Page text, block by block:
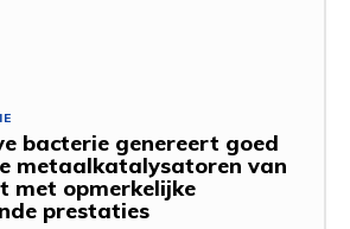
bacterie genereert goed
metaalkatalysatoren van
met opmerkelijke
prestaties